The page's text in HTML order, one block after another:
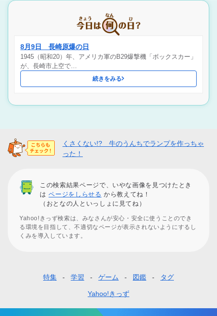
8月9日 長崎原爆の日
1945（昭和20）年、アメリカ軍のB29爆撃機「ボックスカー」
が、長崎市上空で…
続きをみる
くさくない!? 牛のうんちでランプを作っちゃ
った！
この検索結果ページで、いやな画像を見つけたとき
はページをしらせる から教えてね！
（おとなの人といっしょに見てね）
Yahoo!きっず検索は、みなさんが安心・安全に使うことのでき
る環境を目指して、不適切なページが表示されないようにするし
くみを導入しています。
タ
特集 学習 ゲーム 図鑑 タグ
Yahoo!きっず